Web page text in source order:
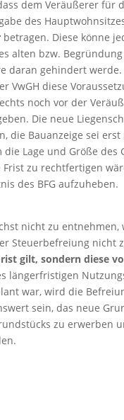
dem Veräußerer
des
betragen. Diese könne
alten bzw.
daran gehindert werde.
VwGH diese
noch vor der
Die neue
die Bauanzeige sei
Lage und Größe
zu rechtfertigen
des BFG aufzuheben.
nicht zu
Steuerbefreiung nicht
gilt, sondern diese
längerfristigen
war, wird die
sein, das neue
zu